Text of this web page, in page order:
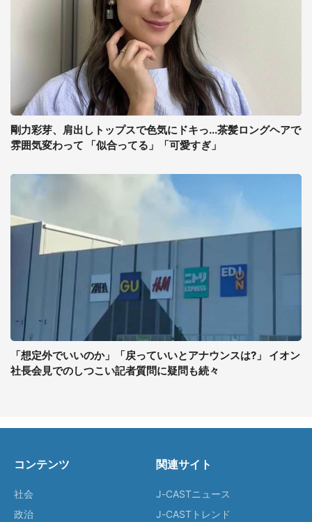
剛力彩芽、肩出しトップスで色気にドキっ...茶髪ロングヘアで
雰囲気変わって 「似合ってる」「可愛すぎ」
「想定外でいいのか」「戻っていいとアナウンスは?」 イオン
社長会見でのしつこい記者質問に疑問も続々
コンテンツ
社会
政治
関連サイト
J-CASTニュース
J-CASTトレンド